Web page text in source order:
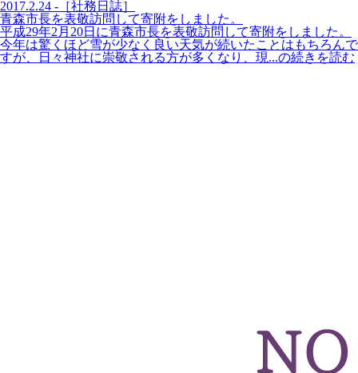
2017.2.24 -［社務日誌］
青森市長を表敬訪問して寄附をしました。
平成29年2月20日に青森市長を表敬訪問して寄附をしました。
今年は驚くほど雪が少なく良い天気が続いたことはもちろんで
すが、日々神社に崇敬される方が多くなり、現...の続きを読む